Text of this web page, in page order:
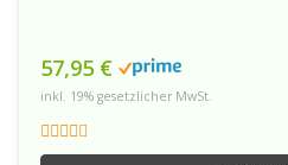
57,95 €
inkl. 19% gesetzlicher MwSt.